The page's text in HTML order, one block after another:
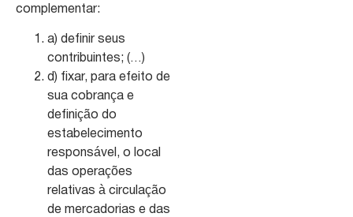
complementar:
a) definir seus
contribuintes; (…)
d) fixar, para efeito de
sua cobrança e
definição do
estabelecimento
responsável, o local
das operações
relativas à circulação
de mercadorias e das